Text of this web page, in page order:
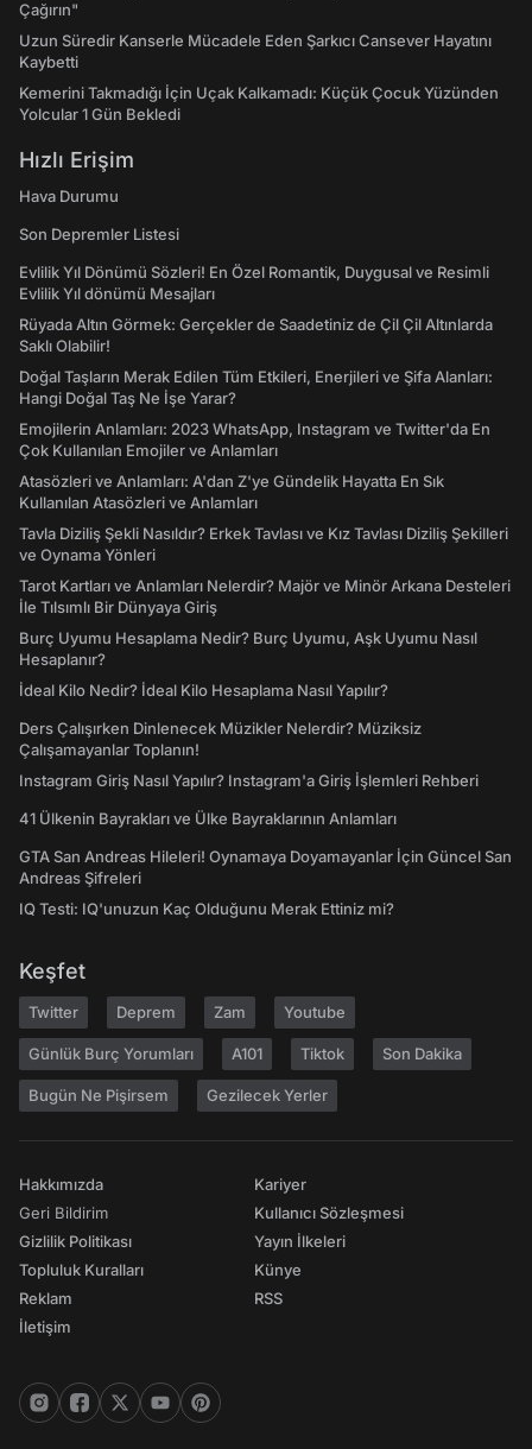
Çağırın"
Uzun Süredir Kanserle Mücadele Eden Şarkıcı Cansever Hayatını
Kaybetti
Kemerini Takmadığı İçin Uçak Kalkamadı: Küçük Çocuk Yüzünden
Yolcular 1 Gün Bekledi
Hızlı Erişim
Hava Durumu
Son Depremler Listesi
Evlilik Yıl Dönümü Sözleri! En Özel Romantik, Duygusal ve Resimli
Evlilik Yıl dönümü Mesajları
Rüyada Altın Görmek: Gerçekler de Saadetiniz de Çil Çil Altınlarda
Saklı Olabilir!
Doğal Taşların Merak Edilen Tüm Etkileri, Enerjileri ve Şifa Alanları:
Hangi Doğal Taş Ne İşe Yarar?
Emojilerin Anlamları: 2023 WhatsApp, Instagram ve Twitter'da En
Çok Kullanılan Emojiler ve Anlamları
Atasözleri ve Anlamları: A'dan Z'ye Gündelik Hayatta En Sık
Kullanılan Atasözleri ve Anlamları
Tavla Diziliş Şekli Nasıldır? Erkek Tavlası ve Kız Tavlası Diziliş Şekilleri
ve Oynama Yönleri
Tarot Kartları ve Anlamları Nelerdir? Majör ve Minör Arkana Desteleri
İle Tılsımlı Bir Dünyaya Giriş
Burç Uyumu Hesaplama Nedir? Burç Uyumu, Aşk Uyumu Nasıl
Hesaplanır?
İdeal Kilo Nedir? İdeal Kilo Hesaplama Nasıl Yapılır?
Ders Çalışırken Dinlenecek Müzikler Nelerdir? Müziksiz
Çalışamayanlar Toplanın!
Instagram Giriş Nasıl Yapılır? Instagram'a Giriş İşlemleri Rehberi
41 Ülkenin Bayrakları ve Ülke Bayraklarının Anlamları
GTA San Andreas Hileleri! Oynamaya Doyamayanlar İçin Güncel San
Andreas Şifreleri
IQ Testi: IQ'unuzun Kaç Olduğunu Merak Ettiniz mi?
Keşfet
Twitter Deprem Zam Youtube
Günlük Burç Yorumları A101 Tiktok Son Dakika
Bugün Ne Pişirsem Gezilecek Yerler
Hakkımızda
Geri Bildirim
Gizlilik Politikası
Topluluk Kuralları
Reklam
İletişim
Kariyer
Kullanıcı Sözleşmesi
Yayın İlkeleri
Künye
RSS